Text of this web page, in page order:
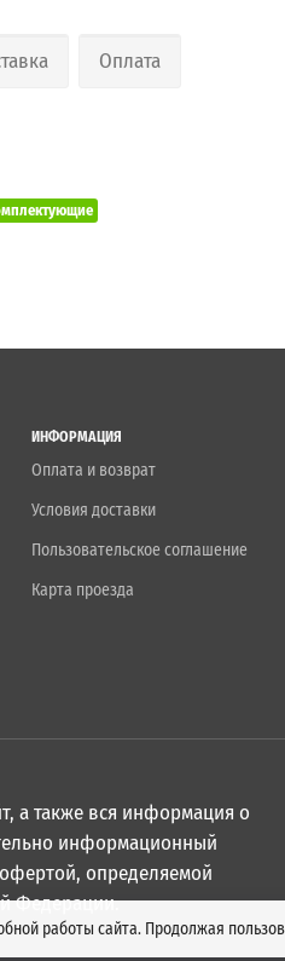
Оплата
ИНФОРМАЦИЯ
Оплата и возврат
Условия доставки
Пользовательское соглашение
Карта проезда
а также вся информация о
информационный
определяемой
Федерации.
работы сайта. Продолжая